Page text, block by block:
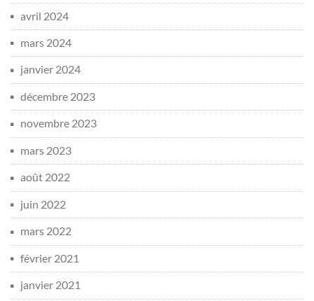
avril 2024
mars 2024
janvier 2024
décembre 2023
novembre 2023
mars 2023
août 2022
juin 2022
mars 2022
février 2021
janvier 2021